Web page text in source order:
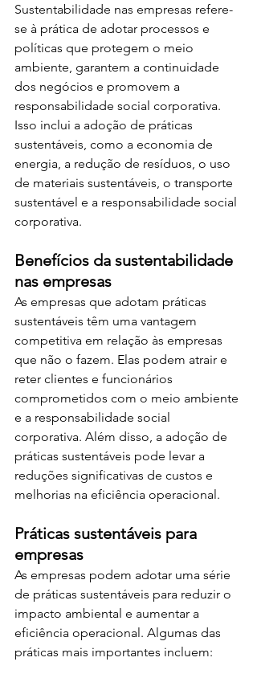
Sustentabilidade nas empresas refere-
se à prática de adotar processos e
políticas que protegem o meio
ambiente, garantem a continuidade
dos negócios e promovem a
responsabilidade social corporativa.
Isso inclui a adoção de práticas
sustentáveis, como a economia de
energia, a redução de resíduos, o uso
de materiais sustentáveis, o transporte
sustentável e a responsabilidade social
corporativa.
Benefícios da sustentabilidade
nas empresas
As empresas que adotam práticas
sustentáveis têm uma vantagem
competitiva em relação às empresas
que não o fazem. Elas podem atrair e
reter clientes e funcionários
comprometidos com o meio ambiente
e a responsabilidade social
corporativa. Além disso, a adoção de
práticas sustentáveis pode levar a
reduções significativas de custos e
melhorias na eficiência operacional.
Práticas sustentáveis para
empresas
As empresas podem adotar uma série
de práticas sustentáveis para reduzir o
impacto ambiental e aumentar a
eficiência operacional. Algumas das
práticas mais importantes incluem: